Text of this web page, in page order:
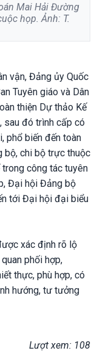
Mai Hải Đường
họp. Ảnh: T.
vận, Đảng ủy Quốc
Tuyên giáo và Dân
thiện Dự thảo Kế
sau đó trình cấp có
phổ biến đến toàn
bộ, chi bộ trực thuộc
công tác tuyên
Đại hội Đảng bộ
tới Đại hội đại biểu
xác định rõ lộ
phối hợp,
thực, phù hợp, có
hướng, tư tưởng
Lượt xem: 108